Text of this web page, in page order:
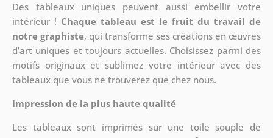
Des tableaux uniques peuvent aussi embellir votre
intérieur ! Chaque tableau est le fruit du travail de
notre graphiste, qui transforme ses créations en œuvres
d’art uniques et toujours actuelles. Choisissez parmi des
motifs originaux et sublimez votre intérieur avec des
tableaux que vous ne trouverez que chez nous.
Impression de la plus haute qualité
Les tableaux sont imprimés sur une toile souple de